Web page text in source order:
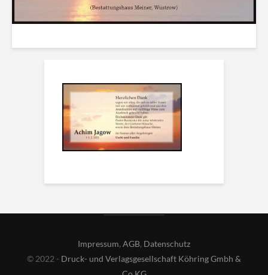
Impressum, AGB, Datenschutz
© 2022 - Druck- und Verlagsgesellschaft Köhring Gmbh &